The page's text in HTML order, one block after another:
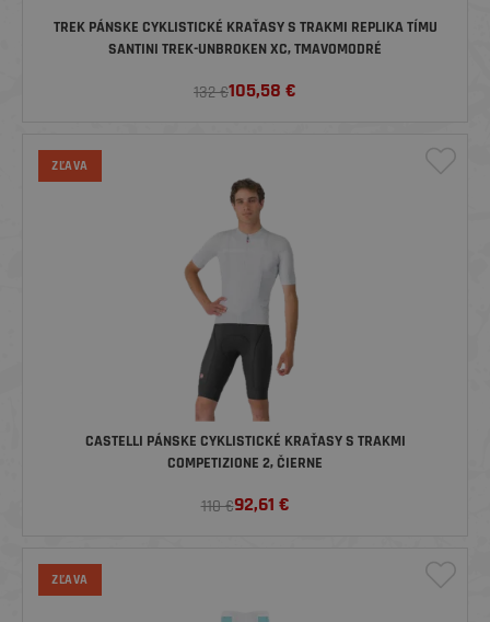
TREK PÁNSKE CYKLISTICKÉ KRAŤASY S TRAKMI REPLIKA TÍMU
SANTINI TREK-UNBROKEN XC, TMAVOMODRÉ
132 €105,58 €
ZĽAVA
CASTELLI PÁNSKE CYKLISTICKÉ KRAŤASY S TRAKMI
COMPETIZIONE 2, ČIERNE
110 €92,61 €
ZĽAVA